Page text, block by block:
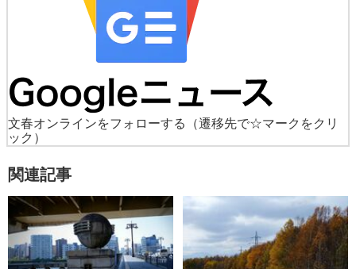
文春オンラインをフォローする
（遷移先で☆マークをクリ
ック）
関連記事